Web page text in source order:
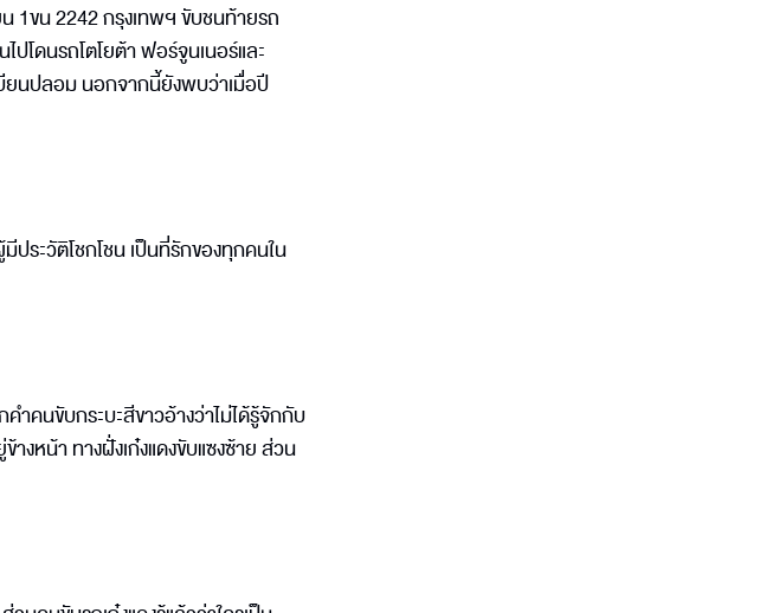
1ขน 2242 กรุงเทพฯ ขับชนท้ายรถ
ปโดนรถโตโยต้า ฟอร์จูนเนอร์และ
ยนปลอม นอกจากนี้ยังพบว่าเมื่อปี
ระวัติโชกโชน เป็นที่รักของทุกคนใน
คนขับกระบะสีขาวอ้างว่าไม่ได้รู้จักกับ
างหน้า ทางฝั่งเก๋งแดงขับแซงซ้าย ส่วน